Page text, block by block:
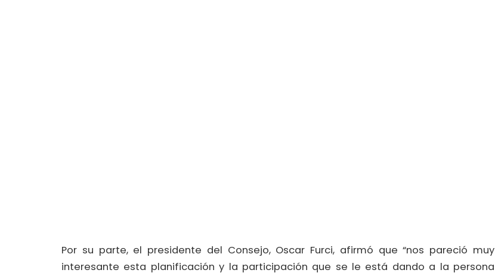
Por su parte, el presidente del Consejo, Oscar Furci, afirmó que “nos pareció muy
interesante esta planificación y la participación que se le está dando a la persona